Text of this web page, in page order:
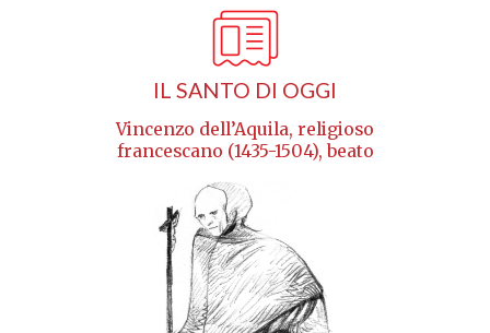
IL SANTO DI OGGI
Vincenzo dell’Aquila, religioso
francescano (1435-1504), beato